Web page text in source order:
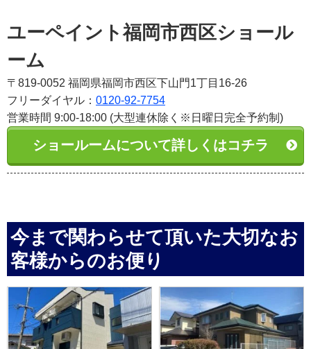
ユーペイント福岡市西区ショール
ーム
〒819-0052 福岡県福岡市西区下山門1丁目16-26
フリーダイヤル： 0120-92-7754
営業時間 9:00-18:00 (大型連休除く※日曜日完全予約制)
ショールームについて詳しくはコチラ
今まで関わらせて頂いた大切なお
客様からのお便り